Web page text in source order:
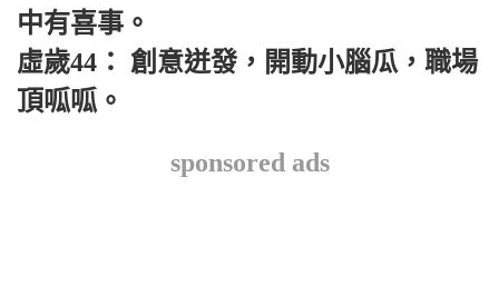
中有喜事。
虛歲44： 創意迸發，開動小腦瓜，職場
頂呱呱。
sponsored ads